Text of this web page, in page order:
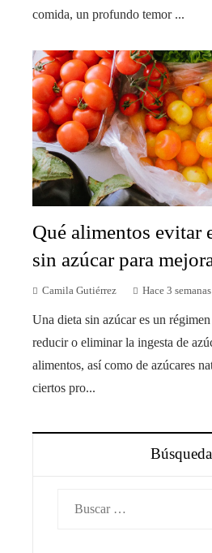
comida, un profundo temor ...
Qué alimentos evitar
sin azúcar para
Camila Gutiérrez Hace 3 semanas
Una dieta sin azúcar es un
reducir o eliminar la ingesta de
alimentos, así como de azúcares
ciertos pro...
Búsqueda